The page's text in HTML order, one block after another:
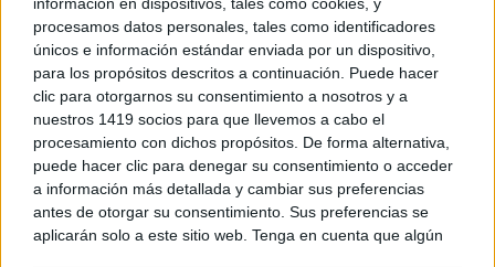
procesamos datos personales, tales como identificadores
únicos e información estándar enviada por un dispositivo,
para los propósitos descritos a continuación. Puede hacer
clic para otorgarnos su consentimiento a nosotros y a
nuestros 1419 socios para que llevemos a cabo el
procesamiento con dichos propósitos. De forma alternativa,
puede hacer clic para denegar su consentimiento o acceder
a información más detallada y cambiar sus preferencias
antes de otorgar su consentimiento. Sus preferencias se
aplicarán solo a este sitio web. Tenga en cuenta que algún
Por otra parte, el diputado de Personal, Carlos Martín
de la Leona, ha destacado que la remodelación y
reapertura del Aula de Formación responde a una
iniciativa impulsada por Miguel Ángel Valverde para
reforzar un servicio considerado esencial dentro de la
institución. En este sentido, ha reincidido en que la